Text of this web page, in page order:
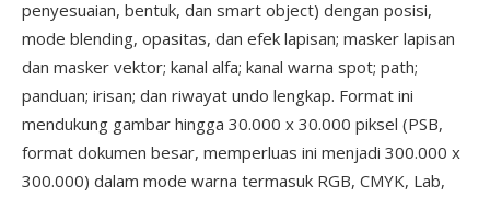
penyesuaian, bentuk, dan smart object) dengan posisi,
mode blending, opasitas, dan efek lapisan; masker lapisan
dan masker vektor; kanal alfa; kanal warna spot; path;
panduan; irisan; dan riwayat undo lengkap. Format ini
mendukung gambar hingga 30.000 x 30.000 piksel (PSB,
format dokumen besar, memperluas ini menjadi 300.000 x
300.000) dalam mode warna termasuk RGB, CMYK, Lab,